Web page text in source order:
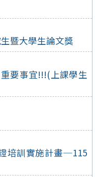
暨大學生論文獎
要事宜!!!(上課學生
培訓實施計畫─115